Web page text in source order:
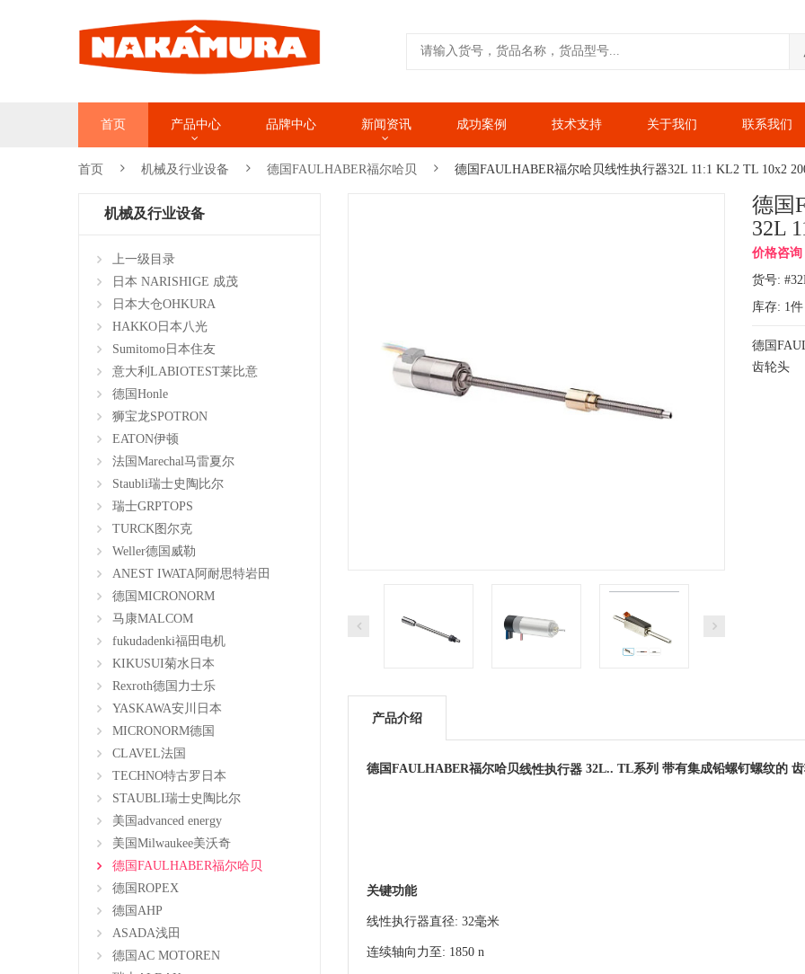
首页 产品中心 品牌中心 新闻资讯 成功案例 技术支持 关于我们 联系我们
首页 机械及行业设备 德国FAULHABER福尔哈贝 德国FAULHABER福尔哈贝线性执行器32L 11:1 KL2 TL 10x2
机械及行业设备
上一级目录
日本 NARISHIGE 成茂
日本大仓OHKURA
HAKKO日本八光
Sumitomo日本住友
意大利LABIOTEST莱比意
德国Honle
狮宝龙SPOTRON
EATON伊顿
法国Marechal马雷夏尔
Staubli瑞士史陶比尔
瑞士GRPTOPS
TURCK图尔克
Weller德国威勒
ANEST IWATA阿耐思特岩田
德国MICRONORM
马康MALCOM
fukudadenki福田电机
KIKUSUI菊水日本
Rexroth德国力士乐
YASKAWA安川日本
MICRONORM德国
CLAVEL法国
TECHNO特古罗日本
STAUBLI瑞士史陶比尔
美国advanced energy
美国Milwaukee美沃奇
德国FAULHABER福尔哈贝
德国ROPEX
德国AHP
ASADA浅田
德国AC MOTOREN
德国
32L
价格咨询
货号:
库存: 1件
德国
齿轮头
产品介绍
德国FAULHABER福尔哈贝线性执行器 32L.. TL系列 带有集成铅螺钉螺纹的
关键功能
线性执行器直径: 32毫米
连续轴向力至: 1850 n